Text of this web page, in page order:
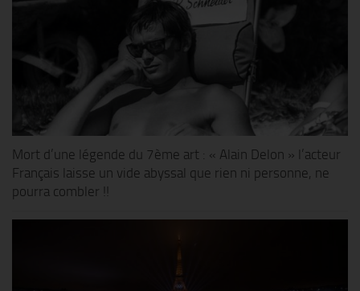
Mort d’une légende du 7ème art : « Alain Delon » l’acteur
Français laisse un vide abyssal que rien ni personne, ne
pourra combler !!